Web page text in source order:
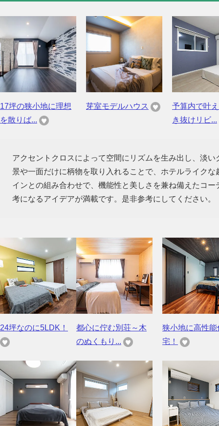
17坪の狭小地に理想
を散りば...
芽室モデルハウス
予算内で叶
き抜けリビ...
アクセントクロスによって空間にリズムを生み出し、淡
景や一面だけに柄物を取り入れることで、ホテルライク
インとの組み合わせで、機能性と美しさを兼ね備えたコ
考になるアイデアが満載です。是非参考にしてください。
24坪なのに5LDK！
都心に佇む別荘～木
のぬくもり...
狭小地に高性能
宅！